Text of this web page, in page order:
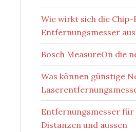
Wie wirkt sich die Chip-
Entfernungsmesser
Bosch MeasureOn die
Was können günstige
Entfernungsmesser für
Distanzen und aussen